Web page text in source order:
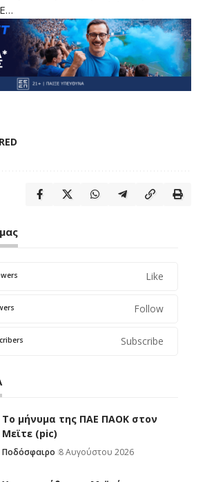
Like
Follow
Subscribe
Το μήνυμα της ΠΑΕ ΠΑΟΚ στον
Μεϊτε (pic)
Ποδόσφαιρο 8 Αυγούστου 2026